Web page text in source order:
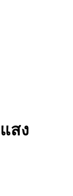
สง